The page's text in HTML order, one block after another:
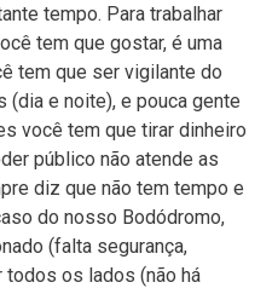
tempo. Para trabalhar
tem que gostar, é uma
tem que ser vigilante do
(dia e noite), e pouca gente
você tem que tirar dinheiro
público não atende as
diz que não tem tempo e
do nosso Bodódromo,
(falta segurança,
todos os lados (não há